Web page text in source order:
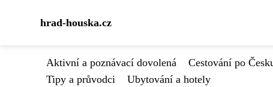
hrad-houska.cz
Aktivní a poznávací dovolená Cestování po
Tipy a průvodci
Ubytování a hotely